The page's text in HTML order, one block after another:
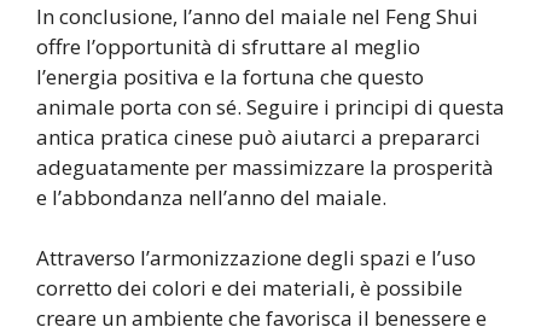
In conclusione, l’anno del maiale nel Feng Shui
offre l’opportunità di sfruttare al meglio
l’energia positiva e la fortuna che questo
animale porta con sé. Seguire i principi di questa
antica pratica cinese può aiutarci a prepararci
adeguatamente per massimizzare la prosperità
e l’abbondanza nell’anno del maiale.
Attraverso l’armonizzazione degli spazi e l’uso
corretto dei colori e dei materiali, è possibile
creare un ambiente che favorisca il benessere e